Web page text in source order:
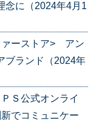
念に（2024年4月1
ァーストア> アン
ブランド（2024年
Ｓ公式オンライ
でコミュニケー